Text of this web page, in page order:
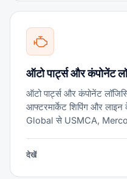
ऑटो पार्ट्स और कंपोनेंट
ऑटो पार्ट्स और कंपोनेंट
आफ्टरमार्केट शिपिंग और
Global से USMCA,
देखें